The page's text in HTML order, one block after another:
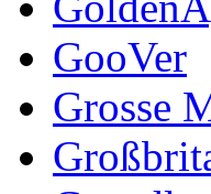
GooVer
Grosse